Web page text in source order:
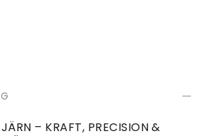
– KRAFT, PRECISION &